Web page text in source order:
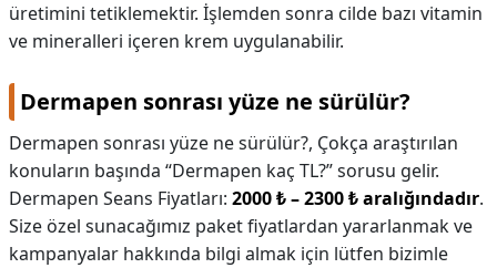
üretimini tetiklemektir. İşlemden sonra cilde bazı vitamin
ve mineralleri içeren krem uygulanabilir.
Dermapen sonrası yüze ne sürülür?
Dermapen sonrası yüze ne sürülür?, Çokça araştırılan
konuların başında “Dermapen kaç TL?” sorusu gelir.
Dermapen Seans Fiyatları: 2000 ₺ – 2300 ₺ aralığındadır.
Size özel sunacağımız paket fiyatlardan yararlanmak ve
kampanyalar hakkında bilgi almak için lütfen bizimle